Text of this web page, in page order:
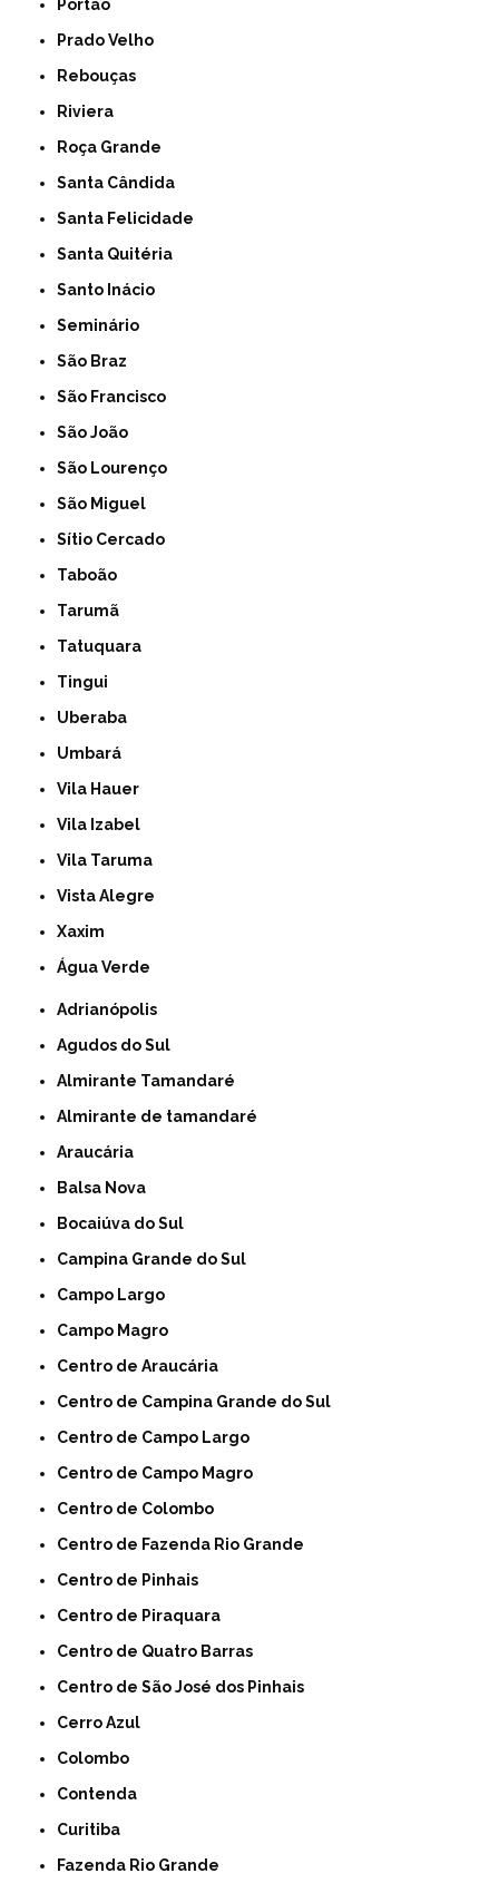
Portão
Prado Velho
Rebouças
Riviera
Roça Grande
Santa Cândida
Santa Felicidade
Santa Quitéria
Santo Inácio
Seminário
São Braz
São Francisco
São João
São Lourenço
São Miguel
Sítio Cercado
Taboão
Tarumã
Tatuquara
Tingui
Uberaba
Umbará
Vila Hauer
Vila Izabel
Vila Taruma
Vista Alegre
Xaxim
Água Verde
Adrianópolis
Agudos do Sul
Almirante Tamandaré
Almirante de tamandaré
Araucária
Balsa Nova
Bocaiúva do Sul
Campina Grande do Sul
Campo Largo
Campo Magro
Centro de Araucária
Centro de Campina Grande do Sul
Centro de Campo Largo
Centro de Campo Magro
Centro de Colombo
Centro de Fazenda Rio Grande
Centro de Pinhais
Centro de Piraquara
Centro de Quatro Barras
Centro de São José dos Pinhais
Cerro Azul
Colombo
Contenda
Curitiba
Fazenda Rio Grande